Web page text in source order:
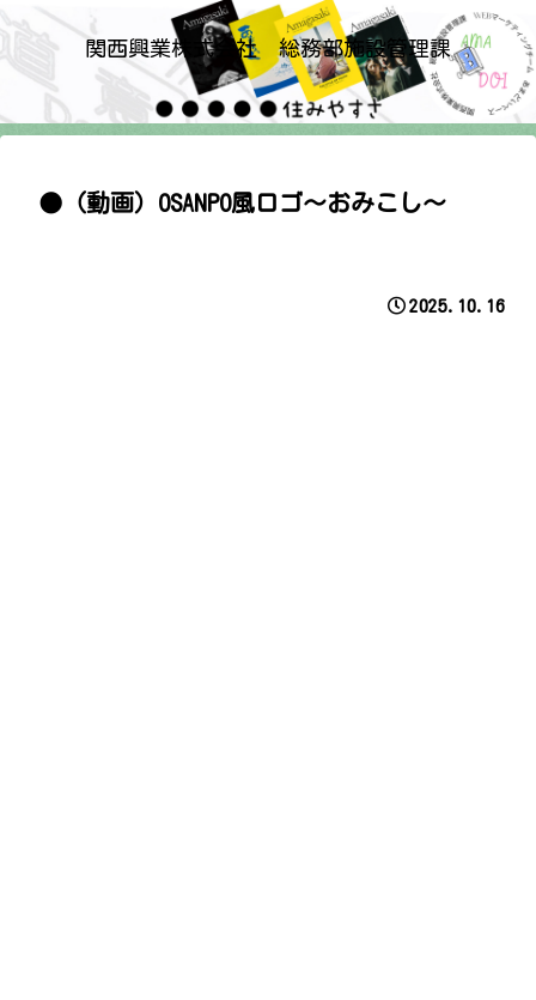
関西興業株式会社 総務部施設管理課
●（動画）OSANPO風ロゴ～おみこし～
2025.10.16